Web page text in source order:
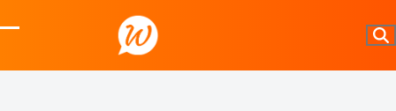
to
mobile
mobile